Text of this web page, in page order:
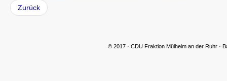
Zurück
© 2017 · CDU Fraktion Mülheim an der Ruhr ·